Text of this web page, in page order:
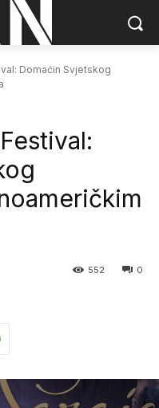
Domaćin Svjetskog
0
552